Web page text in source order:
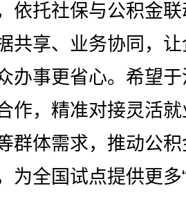
依托社保与公积金
共享、业务协同，
办事更省心。希望
作，精准对接灵活
群体需求，推动公
为全国试点提供更多